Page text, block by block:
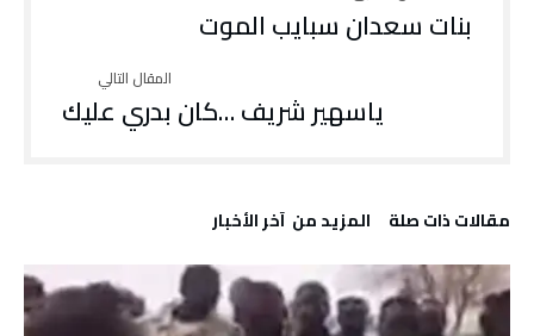
بنات سعدان سبايب الموت
ياسهير شريف …كان بدري عليك
‫مقالات ذات صلة‬ ‫المزيد من ‬ آخر الأخبار